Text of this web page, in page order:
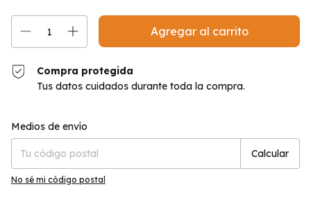
Compra protegida
Tus datos cuidados durante toda la compra.
Entregas para el CP:
Medios de envío
Calcular
No sé mi código postal